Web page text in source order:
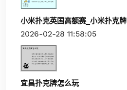
小米扑克英国高额赛_小米扑克牌
2026-02-28 11:58:05
宜昌扑克牌怎么玩